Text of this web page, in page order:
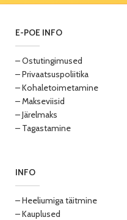
E-POE INFO
– Ostutingimused
– Privaatsuspoliitika
– Kohaletoimetamine
– Makseviisid
– Järelmaks
– Tagastamine
INFO
– Heeliumiga täitmine
– Kauplused